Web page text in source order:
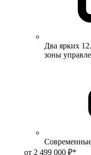
Два ярких
зоны
от 2 499 000 ₽*